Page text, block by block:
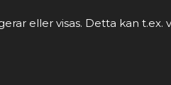
eller visas. Detta kan t.ex.